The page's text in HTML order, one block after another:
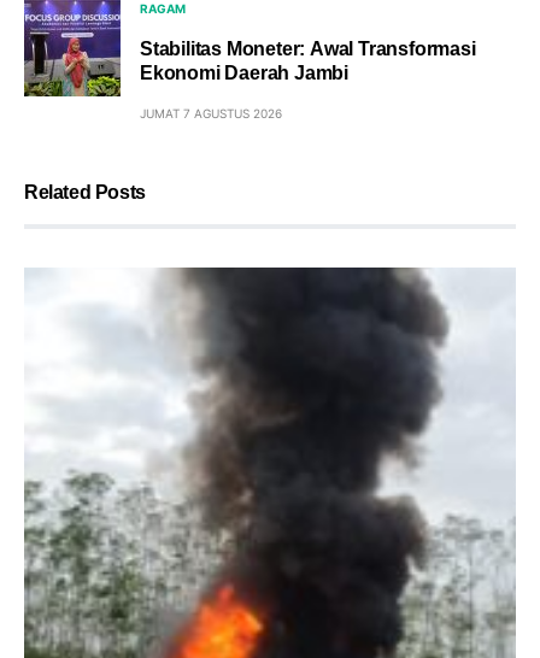
RAGAM
Stabilitas Moneter: Awal Transformasi
Ekonomi Daerah Jambi
JUMAT 7 AGUSTUS 2026
Related Posts